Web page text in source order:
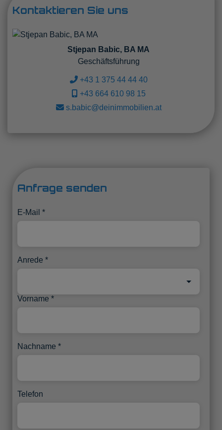
Kontaktieren Sie uns
Stjepan Babic, BA MA
Geschäftsführung
+43 1 375 44 44 40
+43 664 610 98 15
s.babic@deinimmobilien.at
Anfrage senden
E-Mail
Anrede
Vorname
Nachname
Telefon